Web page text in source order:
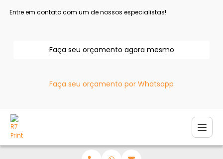
Entre em contato com um de nossos especialistas!
Faça seu orçamento agora mesmo
Faça seu orçamento por Whatsapp